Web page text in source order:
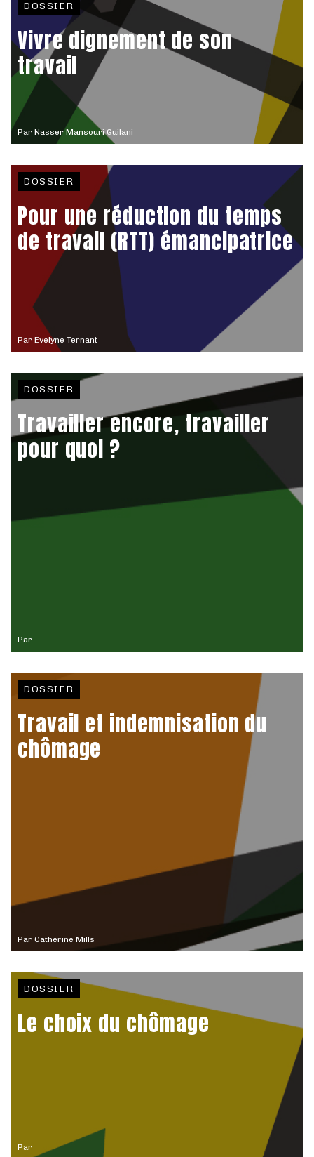
Par Nasser Mansouri Guilani
DOSSIER
Vivre dignement de son
travail
Par Evelyne Ternant
DOSSIER
Pour une réduction du temps
de travail (RTT) émancipatrice
Par
DOSSIER
Travailler encore, travailler
pour quoi ?
Par Catherine Mills
DOSSIER
Travail et indemnisation du
chômage
Par
DOSSIER
Le choix du chômage